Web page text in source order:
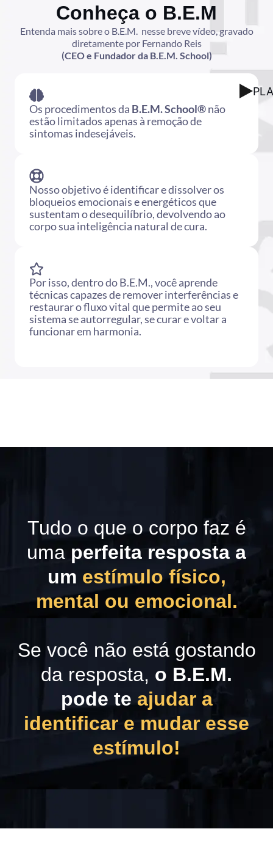
Conheça o B.E.M
Entenda mais sobre o B.E.M. nesse breve vídeo, gravado
diretamente por Fernando Reis
(CEO e Fundador da B.E.M. School)
Os procedimentos da B.E.M. School®não
estão limitados apenas à remoção de
sintomas indesejáveis.
Nosso objetivo é identificar e dissolver os
bloqueios emocionais e energéticos que
sustentam o desequilíbrio, devolvendo ao
corpo sua inteligência natural de cura.
Por isso, dentro do B.E.M., você aprende
técnicas capazes de remover interferências e
restaurar o fluxo vital que permite ao seu
sistema se autorregular, se curar e voltar a
funcionar em harmonia.
Tudo o que o corpo faz é
uma perfeita resposta a
um estímulo físico,
mental ou emocional.
Se você não está gostando
da resposta, o B.E.M.
pode te ajudar a
identificar e mudar esse
estímulo!